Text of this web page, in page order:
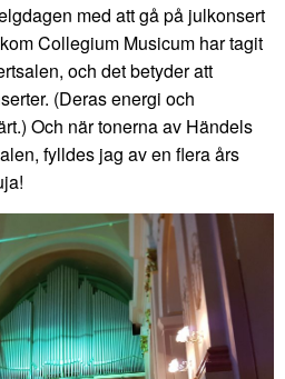
med att gå på julkonsert
Collegium Musicum har tagit
och det betyder att
(Deras energi och
Och när tonerna av Händels
fylldes jag av en flera års